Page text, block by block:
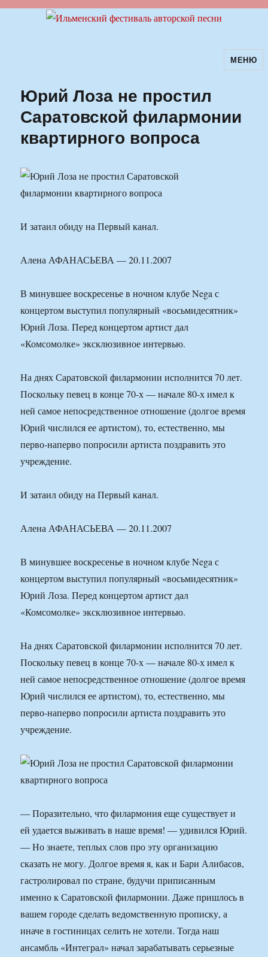
Ильменский фестиваль авторскойМЕНЮ
Юрий Лоза не простил
Саратовской филармонии
квартирного вопроса
И затаил обиду на Первый канал.
Алена АФАНАСЬЕВА — 20.11.2007
В минувшее воскресенье в ночном клубе Nega с
концертом выступил популярный «восьмидесятник»
Юрий Лоза. Перед концертом артист дал
«Комсомолке» эксклюзивное интервью.
На днях Саратовской филармонии исполнится 70 лет.
Поскольку певец в конце 70-х — начале 80-х имел к
ней самое непосредственное отношение (долгое время
Юрий числился ее артистом), то, естественно, мы
перво-наперво попросили артиста поздравить это
учреждение.
И затаил обиду на Первый канал.
Алена АФАНАСЬЕВА — 20.11.2007
В минувшее воскресенье в ночном клубе Nega с
концертом выступил популярный «восьмидесятник»
Юрий Лоза. Перед концертом артист дал
«Комсомолке» эксклюзивное интервью.
На днях Саратовской филармонии исполнится 70 лет.
Поскольку певец в конце 70-х — начале 80-х имел к
ней самое непосредственное отношение (долгое время
Юрий числился ее артистом), то, естественно, мы
перво-наперво попросили артиста поздравить это
учреждение.
— Поразительно, что филармония еще существует и
ей удается выживать в наше время! — удивился Юрий.
— Но знаете, теплых слов про эту организацию
сказать не могу. Долгое время я, как и Бари Алибасов,
гастролировал по стране, будучи приписанным
именно к Саратовской филармонии. Даже пришлось в
вашем городе сделать ведомственную прописку, а
иначе в гостиницах селить не хотели. Тогда наш
ансамбль «Интеграл» начал зарабатывать серьезные